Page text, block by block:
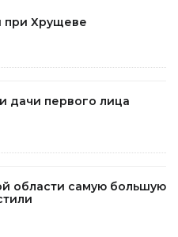
при Хрущеве
дачи первого лица
области самую большую